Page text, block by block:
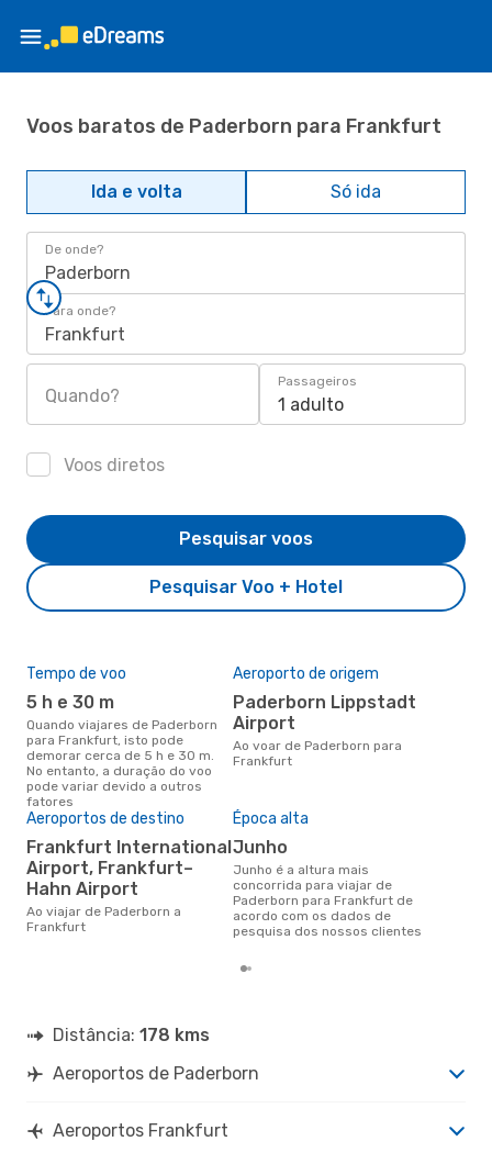
Voos baratos de Paderborn para Frankfurt
Ida e volta Só ida
De onde?
Paderborn
Para onde?
Frankfurt
Quando?
Passageiros
1 adulto
Voos diretos
Pesquisar Voo + Hotel
Pesquisar voos
Tempo de voo
5 h e 30 m
Quando viajares de Paderborn
para Frankfurt, isto pode
demorar cerca de 5 h e 30 m.
No entanto, a duração do voo
pode variar devido a outros
fatores
Aeroporto de origem
Paderborn Lippstadt
Airport
Ao voar de Paderborn para
Frankfurt
Aeroportos de destino
Frankfurt International
Airport, Frankfurt–
Hahn Airport
Ao viajar de Paderborn a
Frankfurt
Época alta
junho
junho é a altura mais
concorrida para viajar de
Paderborn para Frankfurt de
acordo com os dados de
pesquisa dos nossos clientes
Distância: 178 kms
Aeroportos de Paderborn
Aeroportos Frankfurt